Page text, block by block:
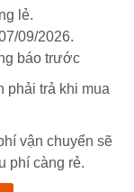
lẻ.
09/2026.
báo trước
phải trả khi mua
vận chuyển sẽ
phí càng rẻ.